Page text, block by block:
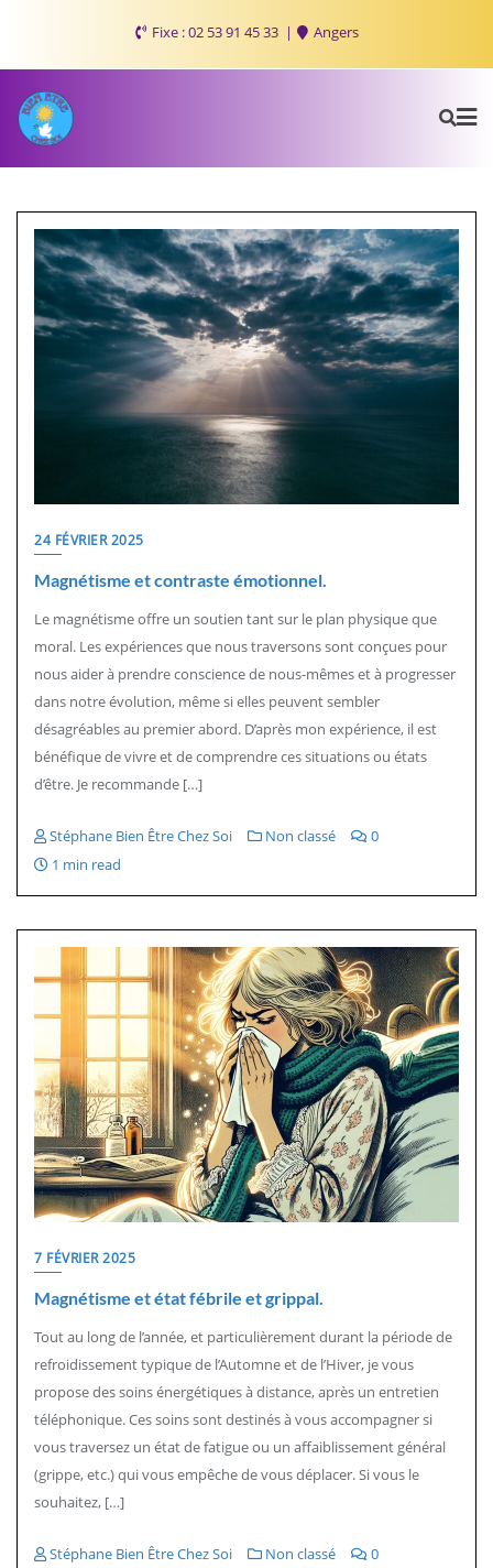
Fixe : 02 53 91 45 33 Angers
24 FÉVRIER 2025
Magnétisme et contraste émotionnel.
Le magnétisme offre un soutien tant sur le plan physique que
moral. Les expériences que nous traversons sont conçues pour
nous aider à prendre conscience de nous-mêmes et à progresser
dans notre évolution, même si elles peuvent sembler
désagréables au premier abord. D’après mon expérience, il est
bénéfique de vivre et de comprendre ces situations ou états
d’être. Je recommande […]
Stéphane Bien Être Chez Soi Non classé
0
1 min read
7 FÉVRIER 2025
Magnétisme et état fébrile et grippal.
Tout au long de l’année, et particulièrement durant la période de
refroidissement typique de l’Automne et de l’Hiver, je vous
propose des soins énergétiques à distance, après un entretien
téléphonique. Ces soins sont destinés à vous accompagner si
vous traversez un état de fatigue ou un affaiblissement général
(grippe, etc.) qui vous empêche de vous déplacer. Si vous le
souhaitez, […]
Stéphane Bien Être Chez Soi Non classé
0